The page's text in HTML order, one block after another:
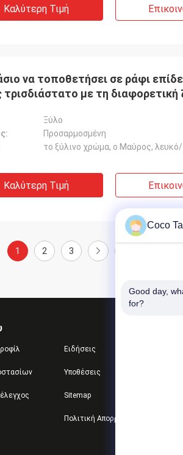
Καλύτερη Τιμή
να τοποθετήσει σε ράφι
τρισδιάστατο με τη
Ξύλο
Προσαρμοσμένη
το ξύλινο χρώμα, ο Μαύρος,
Καλύτερη Τιμή
1 2 3
Ειδήσεις
Υποθέσεις
Sitemap
Πολιτική Απορρήτου
Coco
Good day,
for?